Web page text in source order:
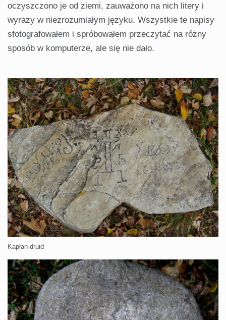
oczyszczono je od ziemi, zauważono na nich litery i
wyrazy w niezrozumiałym języku. Wszystkie te napisy
sfotografowałem i spróbowałem przeczytać na różny
sposób w komputerze, ale się nie dało.
Kapłan-druid